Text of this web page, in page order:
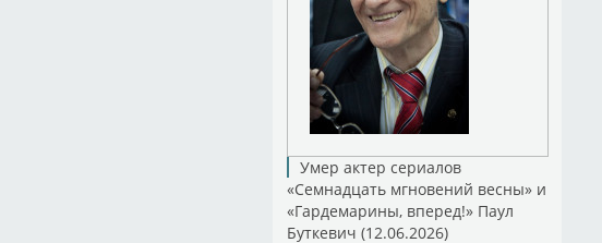
Умер актер сериалов
«Семнадцать мгновений весны» и
«Гардемарины, вперед!» Паул
Буткевич (12.06.2026)